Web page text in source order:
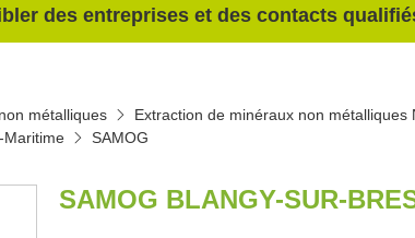
des entreprises et des contacts
métalliques
Extraction de minéraux non métalliques
Maritime
SAMOG
SAMOG BLANGY-SUR-